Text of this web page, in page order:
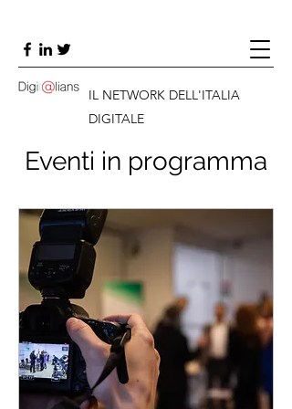
IL NETWORK DELL'ITALIA
DIGITALE
Eventi in programma